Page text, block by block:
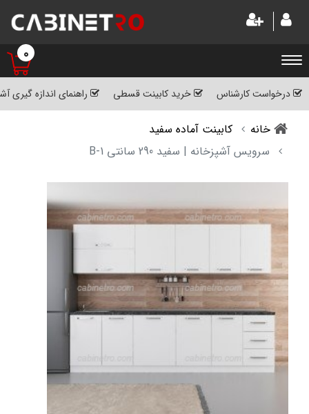
0
درخواست کارشناس خرید کابینت قسطی راهنمای اندازه گیری
خانه
کابینت آماده سفید
سرویس آشپزخانه | سفید 290 سانتی B-1